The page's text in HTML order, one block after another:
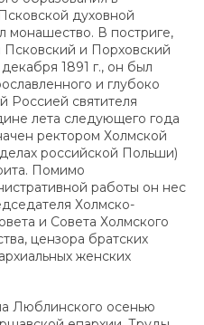
духовной
монашество. В постриге,
и Порховский
1891 г., он был
и глубоко
Россией святителя
лета следующего года
ректором Холмской
российской Польши)
Помимо
работы он нес
Холмско-
и Совета Холмского
цензора братских
женских
Люблинского осенью